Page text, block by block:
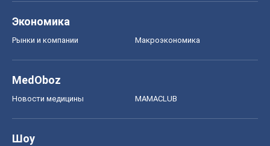
Экономика
Рынки и компании Mакроэкономика
MedOboz
Новости медицины MAMACLUB
Шоу